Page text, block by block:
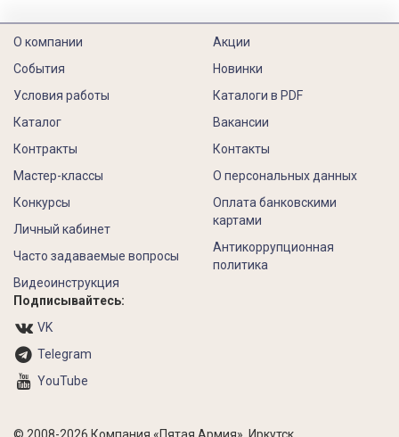
О компании
События
Условия работы
Каталог
Контракты
Акции
Новинки
Каталоги в PDF
Вакансии
Контакты
Мастер-классы
Конкурсы
Личный кабинет
Часто задаваемые вопросы
Видеоинструкция
О персональных данных
Оплата банковскими
картами
Антикоррупционная
политика
Подписывайтесь:
VK
Telegram
YouTube